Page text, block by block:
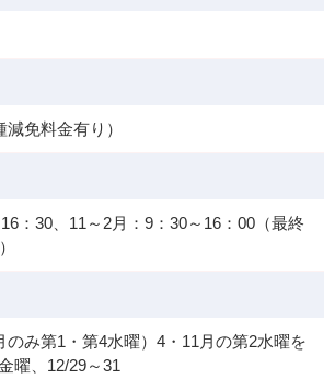
免料金有り）
：30、11～2月：9：30～16：00（最終
のみ第1・第4水曜）4・11月の第2水曜を
曜、12/29～31